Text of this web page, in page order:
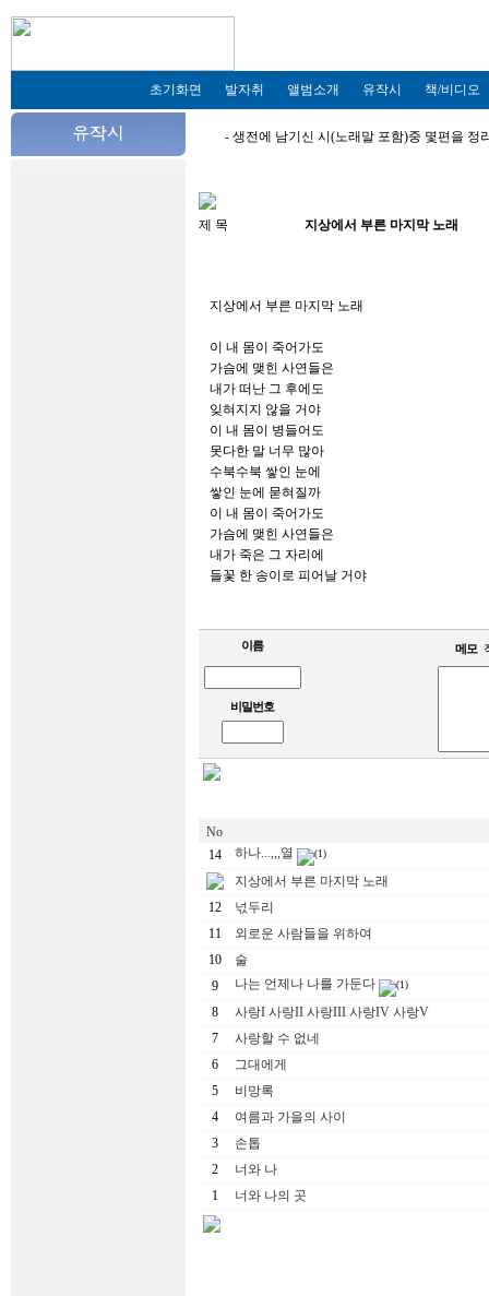
초기화면 발자취 앨범소개 유작시 책/비디오
- 생전에 남기신 시(노래말 포함)중 몇편을 정
제 목 지상에서 부른 마지막 노래
지상에서 부른 마지막 노래
이 내 몸이 죽어가도
가슴에 맺힌 사연들은
내가 떠난 그 후에도
잊혀지지 않을 거야
이 내 몸이 병들어도
못다한 말 너무 많아
수북수북 쌓인 눈에
쌓인 눈에 묻혀질까
이 내 몸이 죽어가도
가슴에 맺힌 사연들은
내가 죽은 그 자리에
들꽃 한 송이로 피어날 거야
이름 메모
비밀번호
No
14
하나...,,,열 (1)
지상에서 부른 마지막 노래
12
넋두리
11
외로운 사람들을 위하여
10
술
9
나는 언제나 나를 가둔다 (1)
8
사랑I 사랑II 사랑III 사랑IV 사랑V
7
사랑할 수 없네
6
그대에게
5
비망록
4
여름과 가을의 사이
3
손톱
2
너와 나
1
너와 나의 곳